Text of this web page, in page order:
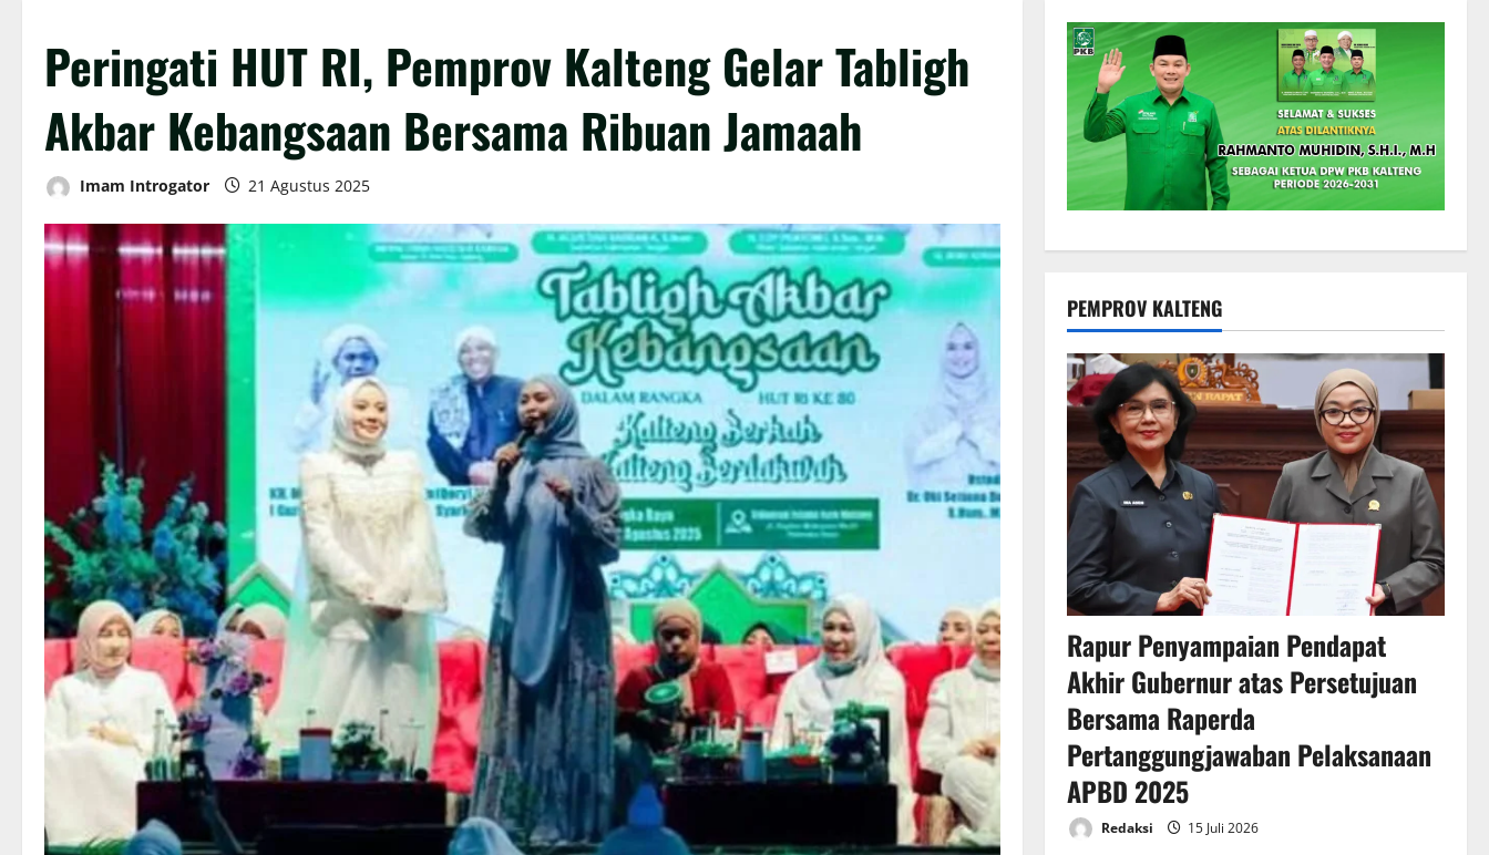
Peringati HUT RI, Pemprov Kalteng Gelar Tabligh
Akbar Kebangsaan Bersama Ribuan Jamaah
Imam Introgator 21 Agustus 2025
PEMPROV KALTENG
Rapur Penyampaian Pendapat
Akhir Gubernur atas Persetujuan
Bersama Raperda
Pertanggungjawaban Pelaksanaan
APBD 2025
Redaksi 15 Juli 2026